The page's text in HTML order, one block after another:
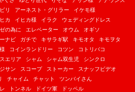
リ アーネスト・グリラー
イケモ様
カ イヒカ様 イラク
ウェディングドレス
の為に エレベーター オウム
オギソ
ナビ ガチで キサラギ駅 キモオタ
キモヲタ
コインランドリー コツン
コトリバコ
エリア シャム シャム双生児
シンクロ
サン スコープ ストーカー
スナッフビデオ
チャイム チャット
ツンバイさん
トンネル ドイツ軍
ドッペル